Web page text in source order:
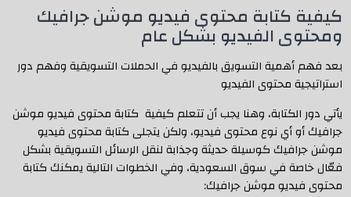
كيفية كتابة محتوى فيديو موشن جرافيك
ومحتوى الفيديو بشكل عام
بعد فهم أهمية التسويق بالفيديو في الحملات التسويقية وفهم دور
استراتيجية محتوى الفيديو
يأتي دور الكتابة، وهنا يجب أن تتعلم كيفية كتابة محتوى فيديو موشن
جرافيك أو أي نوع محتوى فيديو، ولكن يتجلى كتابة محتوى فيديو
موشن جرافيك كوسيلة حديثة وجذابة لنقل الرسائل التسويقية بشكل
فعّال خاصة في سوق السعودية، وفي الخطوات التالية يمكنك كتابة
محتوى فيديو موشن جرافيك: